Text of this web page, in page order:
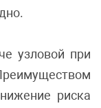
узловой при
риска